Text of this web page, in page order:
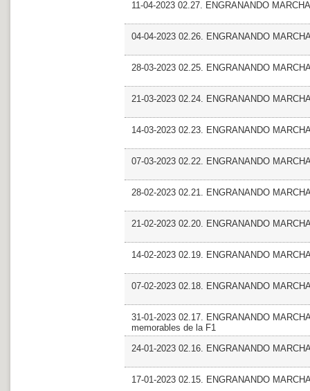
11-04-2023 02.27. ENGRANANDO
04-04-2023 02.26. ENGRANANDO
28-03-2023 02.25. ENGRANANDO
21-03-2023 02.24. ENGRANANDO
14-03-2023 02.23. ENGRANANDO
07-03-2023 02.22. ENGRANANDO
28-02-2023 02.21. ENGRANANDO
21-02-2023 02.20. ENGRANANDO
14-02-2023 02.19. ENGRANANDO
07-02-2023 02.18. ENGRANANDO
31-01-2023 02.17. ENGRANANDO
memorables de la F1
24-01-2023 02.16. ENGRANANDO
17-01-2023 02.15. ENGRANANDO